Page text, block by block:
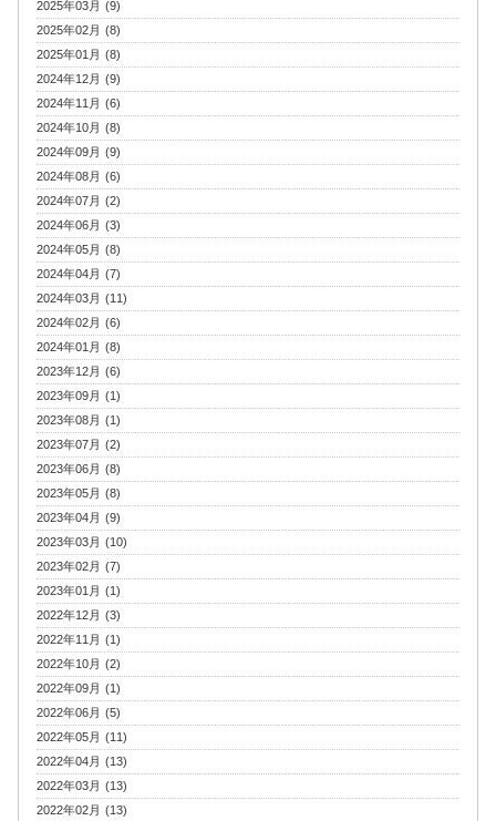
2025年03月 (9)
2025年02月 (8)
2025年01月 (8)
2024年12月 (9)
2024年11月 (6)
2024年10月 (8)
2024年09月 (9)
2024年08月 (6)
2024年07月 (2)
2024年06月 (3)
2024年05月 (8)
2024年04月 (7)
2024年03月 (11)
2024年02月 (6)
2024年01月 (8)
2023年12月 (6)
2023年09月 (1)
2023年08月 (1)
2023年07月 (2)
2023年06月 (8)
2023年05月 (8)
2023年04月 (9)
2023年03月 (10)
2023年02月 (7)
2023年01月 (1)
2022年12月 (3)
2022年11月 (1)
2022年10月 (2)
2022年09月 (1)
2022年06月 (5)
2022年05月 (11)
2022年04月 (13)
2022年03月 (13)
2022年02月 (13)